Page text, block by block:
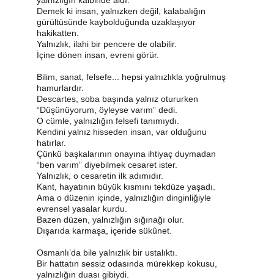
Demek ki insan, yalnızken değil, kalabalığın
gürültüsünde kaybolduğunda uzaklaşıyor
hakikatten.
Yalnızlık, ilahi bir pencere de olabilir.
İçine dönen insan, evreni görür.
Bilim, sanat, felsefe... hepsi yalnızlıkla yoğrulmuş
hamurlardır.
Descartes, soba başında yalnız otururken
“Düşünüyorum, öyleyse varım” dedi.
O cümle, yalnızlığın felsefi tanımıydı.
Kendini yalnız hisseden insan, var olduğunu
hatırlar.
Çünkü başkalarının onayına ihtiyaç duymadan
“ben varım” diyebilmek cesaret ister.
Yalnızlık, o cesaretin ilk adımıdır.
Kant, hayatının büyük kısmını tekdüze yaşadı.
Ama o düzenin içinde, yalnızlığın dinginliğiyle
evrensel yasalar kurdu.
Bazen düzen, yalnızlığın sığınağı olur.
Dışarıda karmaşa, içeride sükûnet.
Osmanlı’da bile yalnızlık bir ustalıktı.
Bir hattatın sessiz odasında mürekkep kokusu,
yalnızlığın duası gibiydi.